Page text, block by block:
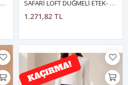
SAFARİ LOFT DÜĞMELİ ETEK- CAMEL SAFARİ LOFT DÜĞMELİ ETEK- BEJ
1.271,82 TL